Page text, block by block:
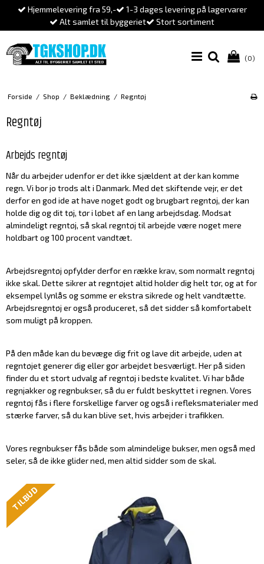
Hjemmelevering fra 59,-
1-3 dages levering på lagervarer
Alt samlet til byggeriet
Stort sortiment
(0)
Forside / Shop / Beklædning / Regntøj
Regntøj
Arbejds regntøj
Når du arbejder udenfor er det ikke sjældent at der kan komme
regn. Vi bor jo trods alt i Danmark. Med det skiftende vejr, er det
derfor en god ide at have noget godt og brugbart regntøj, der kan
holde dig og dittøj, tør i løbet af en lang arbejdsdag. Modsat
almindeligt regntøj, så skal regntøj til arbejde være noget mere
holdbart og 100 procent vandtæt.
Arbejdsregntøj opfylder derfor en række krav, som normalt regntøj
ikke skal. Dette sikrer at regntøjet altid holder dig helt tør, og at for
eksempel lynlås og sømme er ekstra sikrede og helt vandtætte.
Arbejdsregntøj er også produceret, så det sidder så komfortabelt
som muligt på kroppen.
På den måde kan du bevæge dig frit og lave dit arbejde, uden at
regntøjet generer dig eller gør arbejdet besværligt. Her på siden
finder du et stort udvalg af regntøj i bedste kvalitet. Vi har både
regnjakker og regnbukser, så du er fuldt beskyttet i regnen. Vores
regntøj fås i flere forskellige farver og også i refleksmaterialer med
stærke farver, så du kan blive set, hvis arbejder i trafikken.
Vores regnbukser fås både som almindelige bukser, men også med
seler, så de ikke glider ned, men altid sidder som de skal.
TILBUD